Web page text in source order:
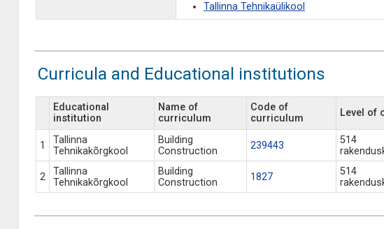
Tallinna Tehnikaülikool
Curricula and Educational institutions
Educational
institution
Name of
curriculum
Code of
curriculum
Level of
1
Tallinna
Tehnikakõrgkool
Building
Construction
239443
514
2
Tallinna
Tehnikakõrgkool
Building
Construction
1827
514